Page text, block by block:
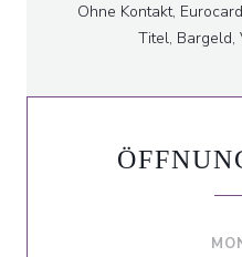
Ohne Kontakt,
Titel, Bargeld,